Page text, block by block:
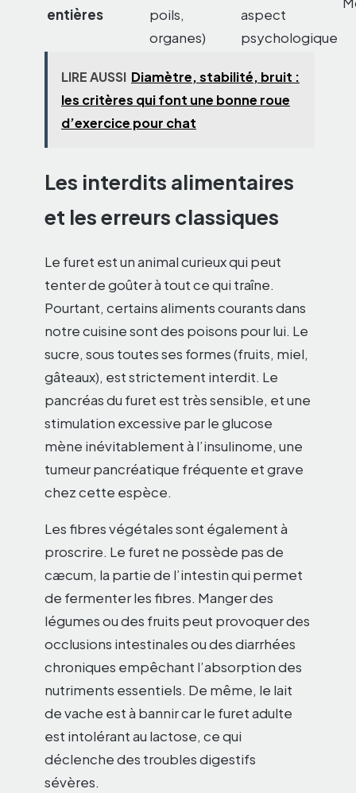
entières
poils,
organes)
aspect
psychologique
LIRE AUSSI Diamètre, stabilité, bruit :
les critères qui font une bonne roue
d’exercice pour chat
Les interdits alimentaires
et les erreurs classiques
Le furet est un animal curieux qui peut
tenter de goûter à tout ce qui traîne.
Pourtant, certains aliments courants dans
notre cuisine sont des poisons pour lui. Le
sucre, sous toutes ses formes (fruits, miel,
gâteaux), est strictement interdit. Le
pancréas du furet est très sensible, et une
stimulation excessive par le glucose
mène inévitablement à l’insulinome, une
tumeur pancréatique fréquente et grave
chez cette espèce.
Les fibres végétales sont également à
proscrire. Le furet ne possède pas de
cæcum, la partie de l’intestin qui permet
de fermenter les fibres. Manger des
légumes ou des fruits peut provoquer des
occlusions intestinales ou des diarrhées
chroniques empêchant l’absorption des
nutriments essentiels. De même, le lait
de vache est à bannir car le furet adulte
est intolérant au lactose, ce qui
déclenche des troubles digestifs
sévères.